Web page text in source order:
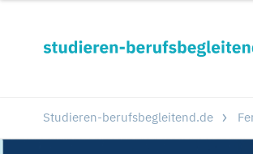
Studieren-berufsbegleitend.de